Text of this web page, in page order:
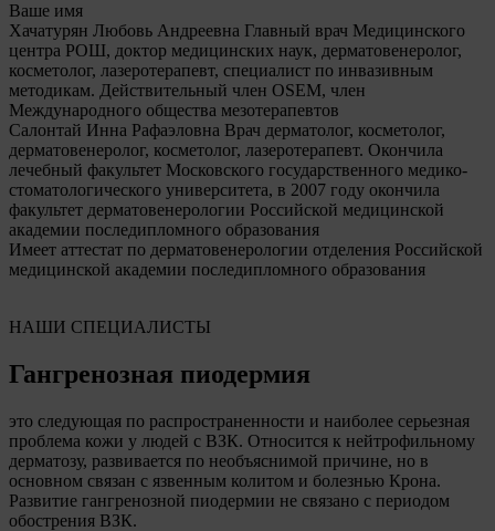
Ваше имя
Хачатурян Любовь Андреевна Главный врач Медицинского
центра РОШ, доктор медицинских наук, дерматовенеролог,
косметолог, лазеротерапевт, специалист по инвазивным
методикам. Действительный член OSEM, член
Международного общества мезотерапевтов
Салонтай Инна Рафаэловна Врач дерматолог, косметолог,
дерматовенеролог, косметолог, лазеротерапевт. Окончила
лечебный факультет Московского государственного медико-
стоматологического университета, в 2007 году окончила
факультет дерматовенерологии Российской медицинской
академии последипломного образования
Имеет аттестат по дерматовенерологии отделения Российской
медицинской академии последипломного образования
НАШИ СПЕЦИАЛИСТЫ
Гангренозная пиодермия
это следующая по распространенности и наиболее серьезная
проблема кожи у людей с ВЗК. Относится к нейтрофильному
дерматозу, развивается по необъяснимой причине, но в
основном связан с язвенным колитом и болезнью Крона.
Развитие гангренозной пиодермии не связано с периодом
обострения ВЗК.